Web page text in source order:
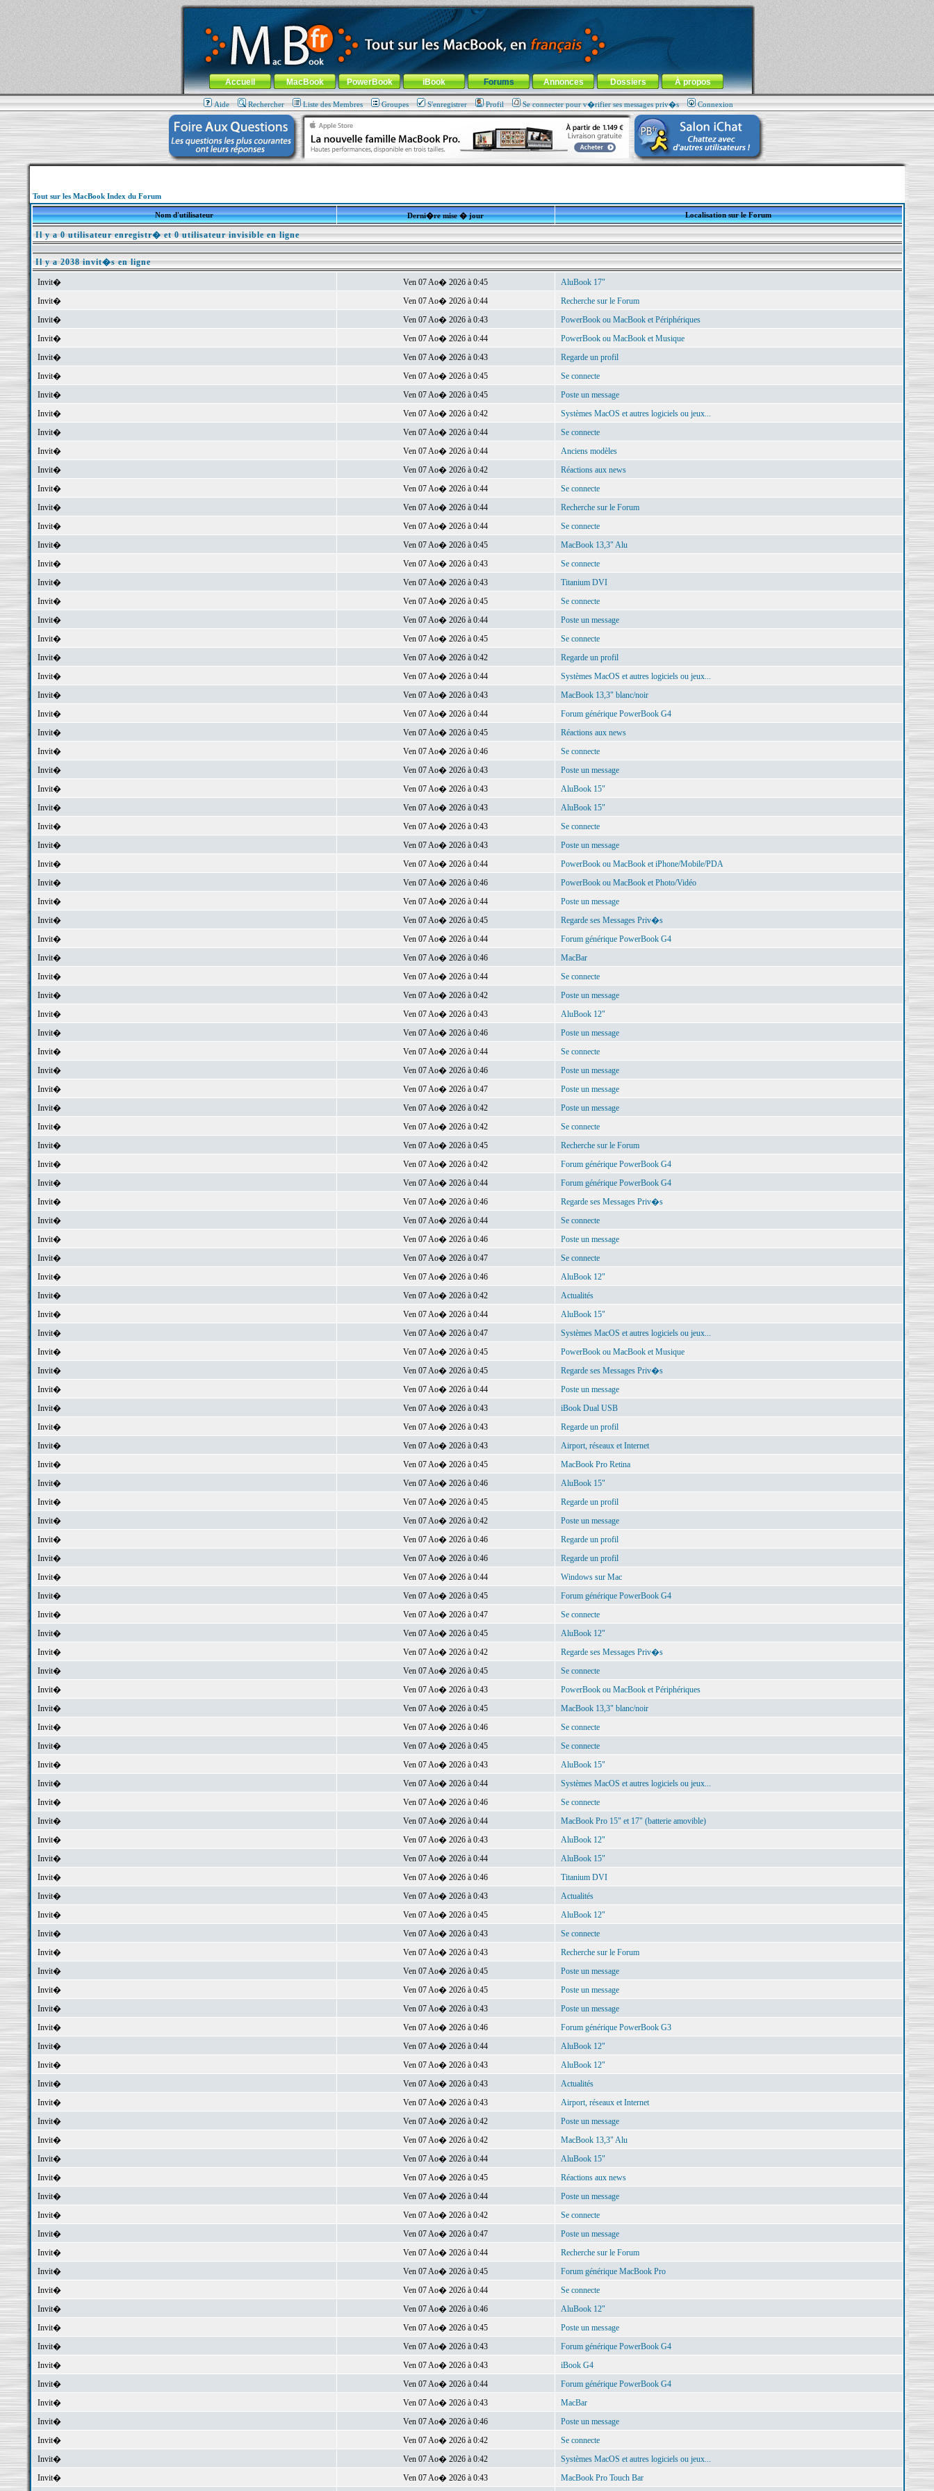
MacBook-fr.com : 100% Apple... 100% nomade !
Aller au contenu-Aller au menu général-Aller au menu de la rubrique
Menu général
Accueil MacBook PowerBook iBook Forums Annonces Dossiers À propos
Aide Rechercher Liste des Membres Groupes S'enregistrer Profil Se connecter pour v�rifier ses messages priv�s Connexion
Tout sur les MacBook Index du Forum
Nom d'utilisateur Derni�re mise � jour Localisation sur le Forum
Il y a 0 utilisateur enregistr� et 0 utilisateur invisible en ligne
Il y a 2038 invit�s en ligne
Invit� Ven 07 Ao� 2026 à 0:45
AluBook 17"
Invit�
Ven 07 Ao� 2026 à 0:44
Recherche sur le Forum
Invit�
Ven 07 Ao� 2026 à 0:43
PowerBook ou MacBook et Périphériques
Invit�
Ven 07 Ao� 2026 à 0:44
PowerBook ou MacBook et Musique
Invit�
Ven 07 Ao� 2026 à 0:43
Regarde un profil
Invit�
Ven 07 Ao� 2026 à 0:45
Se connecte
Invit�
Ven 07 Ao� 2026 à 0:45
Poste un message
Invit�
Ven 07 Ao� 2026 à 0:42
Systèmes MacOS et autres logiciels ou jeux...
Invit�
Ven 07 Ao� 2026 à 0:44
Se connecte
Invit�
Ven 07 Ao� 2026 à 0:44
Anciens modèles
Invit�
Ven 07 Ao� 2026 à 0:42
Réactions aux news
Invit�
Ven 07 Ao� 2026 à 0:44
Se connecte
Invit�
Ven 07 Ao� 2026 à 0:44
Recherche sur le Forum
Invit�
Ven 07 Ao� 2026 à 0:44
Se connecte
Invit�
Ven 07 Ao� 2026 à 0:45
MacBook 13,3" Alu
Invit�
Ven 07 Ao� 2026 à 0:43
Se connecte
Invit�
Ven 07 Ao� 2026 à 0:43
Titanium DVI
Invit�
Ven 07 Ao� 2026 à 0:45
Se connecte
Invit�
Ven 07 Ao� 2026 à 0:44
Poste un message
Invit�
Ven 07 Ao� 2026 à 0:45
Se connecte
Invit�
Ven 07 Ao� 2026 à 0:42
Regarde un profil
Invit�
Ven 07 Ao� 2026 à 0:44
Systèmes MacOS et autres logiciels ou jeux...
Invit�
Ven 07 Ao� 2026 à 0:43
MacBook 13,3" blanc/noir
Invit�
Ven 07 Ao� 2026 à 0:44
Forum générique PowerBook G4
Invit�
Ven 07 Ao� 2026 à 0:45
Réactions aux news
Invit�
Ven 07 Ao� 2026 à 0:46
Se connecte
Invit�
Ven 07 Ao� 2026 à 0:43
Poste un message
Invit�
Ven 07 Ao� 2026 à 0:43
AluBook 15"
Invit�
Ven 07 Ao� 2026 à 0:43
AluBook 15"
Invit�
Ven 07 Ao� 2026 à 0:43
Se connecte
Invit�
Ven 07 Ao� 2026 à 0:43
Poste un message
Invit�
Ven 07 Ao� 2026 à 0:44
PowerBook ou MacBook et iPhone/Mobile/PDA
Invit�
Ven 07 Ao� 2026 à 0:46
PowerBook ou MacBook et Photo/Vidéo
Invit�
Ven 07 Ao� 2026 à 0:44
Poste un message
Invit�
Ven 07 Ao� 2026 à 0:45
Regarde ses Messages Priv�s
Invit�
Ven 07 Ao� 2026 à 0:44
Forum générique PowerBook G4
Invit�
Ven 07 Ao� 2026 à 0:46
MacBar
Invit�
Ven 07 Ao� 2026 à 0:44
Se connecte
Invit�
Ven 07 Ao� 2026 à 0:42
Poste un message
Invit�
Ven 07 Ao� 2026 à 0:43
AluBook 12"
Invit�
Ven 07 Ao� 2026 à 0:46
Poste un message
Invit�
Ven 07 Ao� 2026 à 0:44
Se connecte
Invit�
Ven 07 Ao� 2026 à 0:46
Poste un message
Invit�
Ven 07 Ao� 2026 à 0:47
Poste un message
Invit�
Ven 07 Ao� 2026 à 0:42
Poste un message
Invit�
Ven 07 Ao� 2026 à 0:42
Se connecte
Invit�
Ven 07 Ao� 2026 à 0:45
Recherche sur le Forum
Invit�
Ven 07 Ao� 2026 à 0:42
Forum générique PowerBook G4
Invit�
Ven 07 Ao� 2026 à 0:44
Forum générique PowerBook G4
Invit�
Ven 07 Ao� 2026 à 0:46
Regarde ses Messages Priv�s
Invit�
Ven 07 Ao� 2026 à 0:44
Se connecte
Invit�
Ven 07 Ao� 2026 à 0:46
Poste un message
Invit�
Ven 07 Ao� 2026 à 0:47
Se connecte
Invit�
Ven 07 Ao� 2026 à 0:46
AluBook 12"
Invit�
Ven 07 Ao� 2026 à 0:42
Actualités
Invit�
Ven 07 Ao� 2026 à 0:44
AluBook 15"
Invit�
Ven 07 Ao� 2026 à 0:47
Systèmes MacOS et autres logiciels ou jeux...
Invit�
Ven 07 Ao� 2026 à 0:45
PowerBook ou MacBook et Musique
Invit�
Ven 07 Ao� 2026 à 0:45
Regarde ses Messages Priv�s
Invit�
Ven 07 Ao� 2026 à 0:44
Poste un message
Invit�
Ven 07 Ao� 2026 à 0:43
iBook Dual USB
Invit�
Ven 07 Ao� 2026 à 0:43
Regarde un profil
Invit�
Ven 07 Ao� 2026 à 0:43
Airport, réseaux et Internet
Invit�
Ven 07 Ao� 2026 à 0:45
MacBook Pro Retina
Invit�
Ven 07 Ao� 2026 à 0:46
AluBook 15"
Invit�
Ven 07 Ao� 2026 à 0:45
Regarde un profil
Invit�
Ven 07 Ao� 2026 à 0:42
Poste un message
Invit�
Ven 07 Ao� 2026 à 0:46
Regarde un profil
Invit�
Ven 07 Ao� 2026 à 0:46
Regarde un profil
Invit�
Ven 07 Ao� 2026 à 0:44
Windows sur Mac
Invit�
Ven 07 Ao� 2026 à 0:45
Forum générique PowerBook G4
Invit�
Ven 07 Ao� 2026 à 0:47
Se connecte
Invit�
Ven 07 Ao� 2026 à 0:45
AluBook 12"
Invit�
Ven 07 Ao� 2026 à 0:42
Regarde ses Messages Priv�s
Invit�
Ven 07 Ao� 2026 à 0:45
Se connecte
Invit�
Ven 07 Ao� 2026 à 0:43
PowerBook ou MacBook et Périphériques
Invit�
Ven 07 Ao� 2026 à 0:45
MacBook 13,3" blanc/noir
Invit�
Ven 07 Ao� 2026 à 0:46
Se connecte
Invit�
Ven 07 Ao� 2026 à 0:45
Se connecte
Invit�
Ven 07 Ao� 2026 à 0:43
AluBook 15"
Invit�
Ven 07 Ao� 2026 à 0:44
Systèmes MacOS et autres logiciels ou jeux...
Invit�
Ven 07 Ao� 2026 à 0:46
Se connecte
Invit�
Ven 07 Ao� 2026 à 0:44
MacBook Pro 15" et 17" (batterie amovible)
Invit�
Ven 07 Ao� 2026 à 0:43
AluBook 12"
Invit�
Ven 07 Ao� 2026 à 0:44
AluBook 15"
Invit�
Ven 07 Ao� 2026 à 0:46
Titanium DVI
Invit�
Ven 07 Ao� 2026 à 0:43
Actualités
Invit�
Ven 07 Ao� 2026 à 0:45
AluBook 12"
Invit�
Ven 07 Ao� 2026 à 0:43
Se connecte
Invit�
Ven 07 Ao� 2026 à 0:43
Recherche sur le Forum
Invit�
Ven 07 Ao� 2026 à 0:45
Poste un message
Invit�
Ven 07 Ao� 2026 à 0:45
Poste un message
Invit�
Ven 07 Ao� 2026 à 0:43
Poste un message
Invit�
Ven 07 Ao� 2026 à 0:46
Forum générique PowerBook G3
Invit�
Ven 07 Ao� 2026 à 0:44
AluBook 12"
Invit�
Ven 07 Ao� 2026 à 0:43
AluBook 12"
Invit�
Ven 07 Ao� 2026 à 0:43
Actualités
Invit�
Ven 07 Ao� 2026 à 0:43
Airport, réseaux et Internet
Invit�
Ven 07 Ao� 2026 à 0:42
Poste un message
Invit�
Ven 07 Ao� 2026 à 0:42
MacBook 13,3" Alu
Invit�
Ven 07 Ao� 2026 à 0:44
AluBook 15"
Invit�
Ven 07 Ao� 2026 à 0:45
Réactions aux news
Invit�
Ven 07 Ao� 2026 à 0:44
Poste un message
Invit�
Ven 07 Ao� 2026 à 0:42
Se connecte
Invit�
Ven 07 Ao� 2026 à 0:47
Poste un message
Invit�
Ven 07 Ao� 2026 à 0:44
Recherche sur le Forum
Invit�
Ven 07 Ao� 2026 à 0:45
Forum générique MacBook Pro
Invit�
Ven 07 Ao� 2026 à 0:44
Se connecte
Invit�
Ven 07 Ao� 2026 à 0:46
AluBook 12"
Invit�
Ven 07 Ao� 2026 à 0:45
Poste un message
Invit�
Ven 07 Ao� 2026 à 0:43
Forum générique PowerBook G4
Invit�
Ven 07 Ao� 2026 à 0:43
iBook G4
Invit�
Ven 07 Ao� 2026 à 0:44
Forum générique PowerBook G4
Invit�
Ven 07 Ao� 2026 à 0:43
MacBar
Invit�
Ven 07 Ao� 2026 à 0:46
Poste un message
Invit�
Ven 07 Ao� 2026 à 0:42
Se connecte
Invit�
Ven 07 Ao� 2026 à 0:42
Systèmes MacOS et autres logiciels ou jeux...
Invit�
Ven 07 Ao� 2026 à 0:43 MacBook Pro Touch Bar